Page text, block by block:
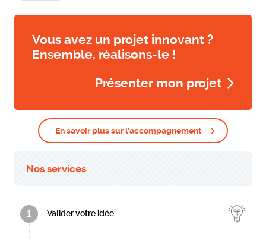
Vous avez un projet innovant ?
Ensemble, réalisons-le !
Présenter mon projet
En savoir plus sur l'accompagnement
Nos services
1 Valider votre idée